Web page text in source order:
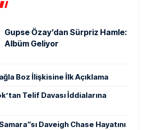
Gupse Özay’dan Sürpriz Hamle:
Albüm Geliyor
Boz İlişkisine İlk Açıklama
Telif Davası İddialarına
Daveigh Chase Hayatını